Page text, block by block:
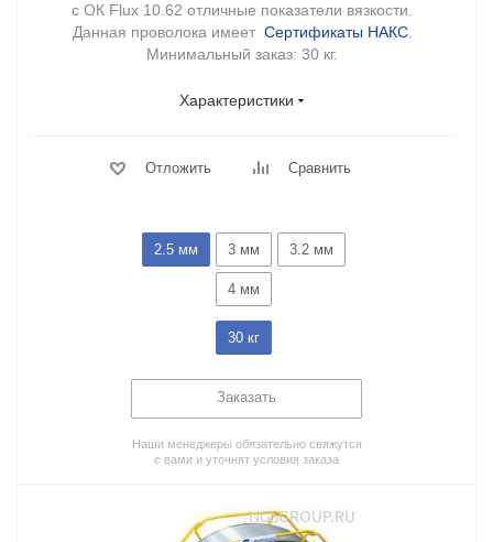
с ОК Flux 10.62 отличные показатели вязкости.
Данная проволока имеет Сертификаты НАКС.
Минимальный заказ: 30 кг.
Характеристики
Отложить Сравнить
2.5 мм 3 мм 3.2 мм
4 мм
30 кг
Заказать
Наши менеджеры обязательно свяжутся
с вами и уточнят условия заказа